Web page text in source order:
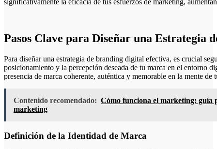
Pasos Clave para Diseñar una Estrategia
Para diseñar una estrategia de branding digital efectiva, es crucial
posicionamiento y la percepción deseada de tu marca en el entorno
presencia de marca coherente, auténtica y memorable en la mente de
Contenido recomendado: Cómo funciona el marketing: guía
marketing
Definición de la Identidad de Marca